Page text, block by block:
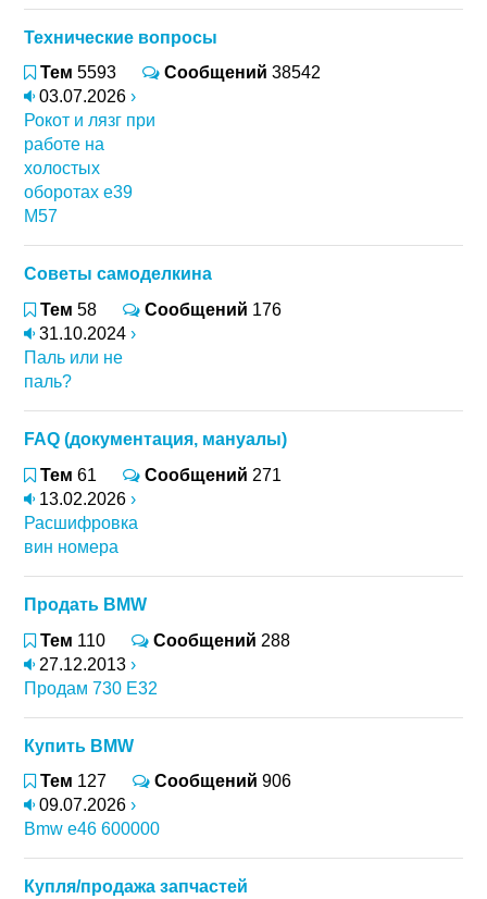
Технические вопросы
Тем 5593 Сообщений 38542
03.07.2026 ›
Рокот и лязг при
работе на
холостых
оборотах e39
M57
Советы самоделкина
Тем 58 Сообщений 176
31.10.2024 ›
Паль или не
паль?
FAQ (документация, мануалы)
Тем 61 Сообщений 271
13.02.2026 ›
Расшифровка
вин номера
Продать BMW
Тем 110 Сообщений 288
27.12.2013 ›
Продам 730 Е32
Купить BMW
Тем 127 Сообщений 906
09.07.2026 ›
Bmw e46 600000
Купля/продажа запчастей